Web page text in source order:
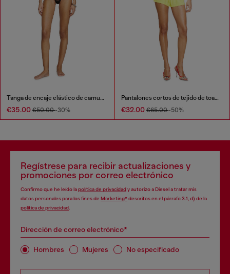
Tanga de encaje elástico de camuflaje
€35.00 €50.00-30%
Pantalones cortos de tejido de toalla
€32.00 €65.00-50%
Regístrese para recibir actualizaciones y
promociones por correo electrónico
Confirmo que he leído lapolítica de privacidady autorizo a Diesel a tratar mis
datos personales para los fines de Marketing*descritos en el párrafo 3.1, d) de la
política de privacidad
Dirección de correo electrónico*
Hombres Mujeres No especificado